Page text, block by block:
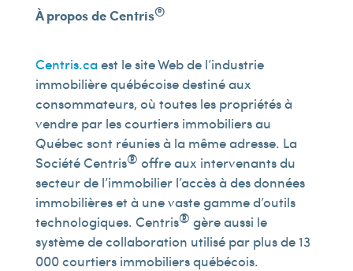
À propos de Centris®
Centris.caest le site Web de l’industrie
immobilière québécoise destiné aux
consommateurs, où toutes les propriétés à
vendre par les courtiers immobiliers au
Québec sont réunies à la même adresse. La
Société Centris® offre aux intervenants du
secteur de l’immobilier l’accès à des données
immobilières et à une vaste gamme d’outils
technologiques. Centris® gère aussi le
système de collaboration utilisé par plus de 13
000 courtiers immobiliers québécois.